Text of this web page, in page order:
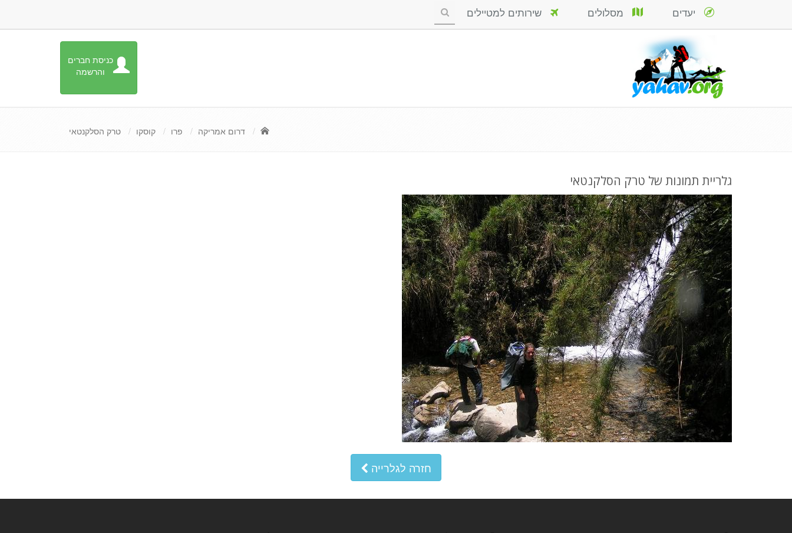
כניסת חברים
והרשמה
יעדים מסלולים שירותים למטיילים
דרום אמריקה פרו קוסקו טרק הסלקנטאי
גלריית תמונות של טרק הסלקנטאי
חזרה לגלרייה